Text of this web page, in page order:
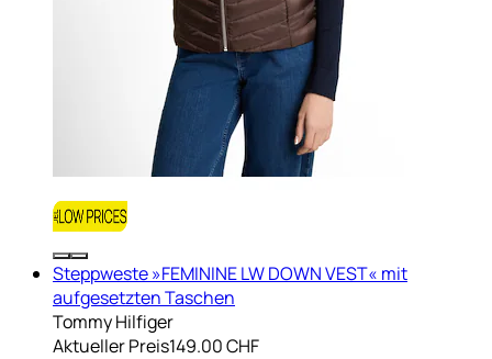
Steppweste »FEMININE LW DOWN VEST« mit
aufgesetzten Taschen
Tommy Hilfiger
Aktueller Preis149.00 CHF